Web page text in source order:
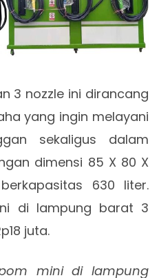
3 nozzle ini dirancang
yang ingin melayani
sekaligus dalam
dimensi 85 X 80 X
630 liter.
di lampung barat 3
juta.
mini di lampung